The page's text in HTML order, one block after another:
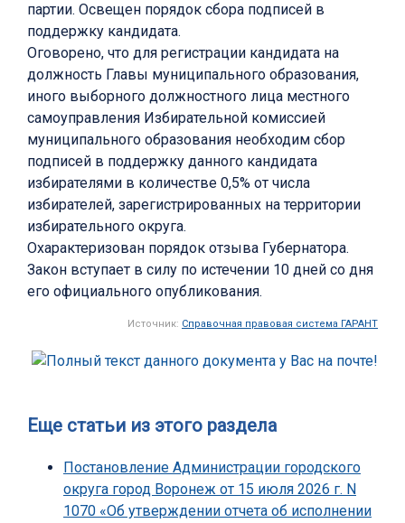
партии. Освещен порядок сбора подписей в
поддержку кандидата.
Оговорено, что для регистрации кандидата на
должность Главы муниципального образования,
иного выборного должностного лица местного
самоуправления Избирательной комиссией
муниципального образования необходим сбор
подписей в поддержку данного кандидата
избирателями в количестве 0,5% от числа
избирателей, зарегистрированных на территории
избирательного округа.
Охарактеризован порядок отзыва Губернатора.
Закон вступает в силу по истечении 10 дней со дня
его официального опубликования.
Источник: Справочная правовая система ГАРАНТ
Еще статьи из этого раздела
Постановление Администрации городского
округа город Воронеж от 15 июля 2026 г. N
1070 «Об утверждении отчета об исполнении